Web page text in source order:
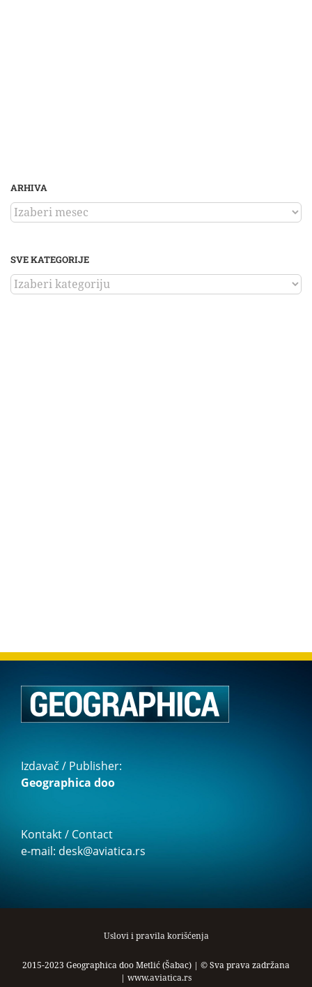
ARHIVA
ARHIVA
SVE KATEGORIJE
SVE
KATEGORIJE
Izdavač / Publisher:
Geographica doo
Kontakt / Contact
e-mail: desk@aviatica.rs
Uslovi i pravila korišćenja
2015-2023 Geographica doo Metlić (Šabac) | © Sva prava zadržana
| www.aviatica.rs